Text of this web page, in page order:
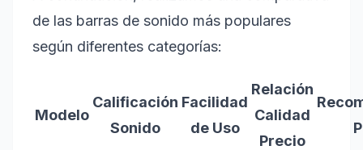
de las barras de sonido más populares
según diferentes categorías:
Modelo
Calificación
Sonido
Facilidad
de Uso
Relación
Calidad
Precio